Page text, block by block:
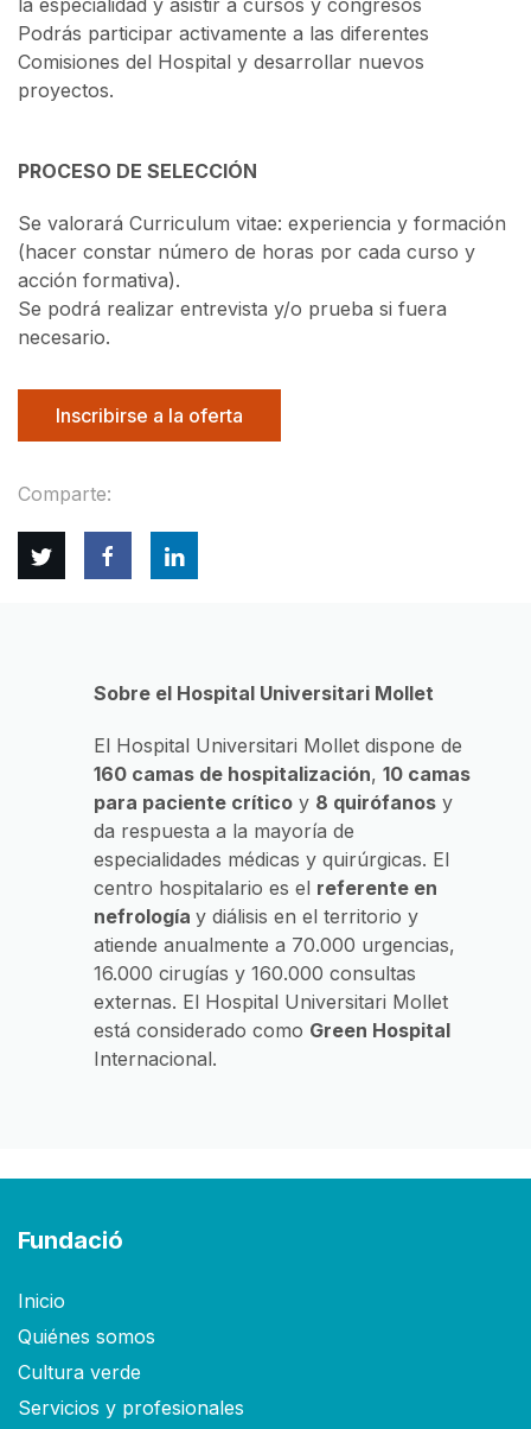
Podrás participar activamente a las diferentes
Comisiones del Hospital y desarrollar nuevos
proyectos.
PROCESO DE SELECCIÓN
Se valorará Curriculum vitae: experiencia y formación
(hacer constar número de horas por cada curso y
acción formativa).
Se podrá realizar entrevista y/o prueba si fuera
necesario.
Inscribirse a la oferta
Comparte:
Twitter Facebook
Sobre el Hospital Universitari Mollet
El Hospital Universitari Mollet dispone de
160 camas de hospitalización, 10 camas
para paciente crítico y 8 quirófanos y
da respuesta a la mayoría de
especialidades médicas y quirúrgicas. El
centro hospitalario es el referente en
nefrología y diálisis en el territorio y
atiende anualmente a 70.000 urgencias,
16.000 cirugías y 160.000 consultas
externas. El Hospital Universitari Mollet
está considerado como Green Hospital
Internacional.
Fundació
Inicio
Quiénes somos
Cultura verde
Servicios y profesionales